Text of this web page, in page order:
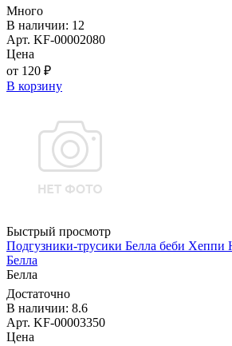
Много
В наличии: 12
Арт. KF-00002080
Цена
от 120 ₽
В корзину
Быстрый просмотр
Подгузники-трусики Белла беби
Белла
Белла
Достаточно
В наличии: 8.6
Арт. KF-00003350
Цена